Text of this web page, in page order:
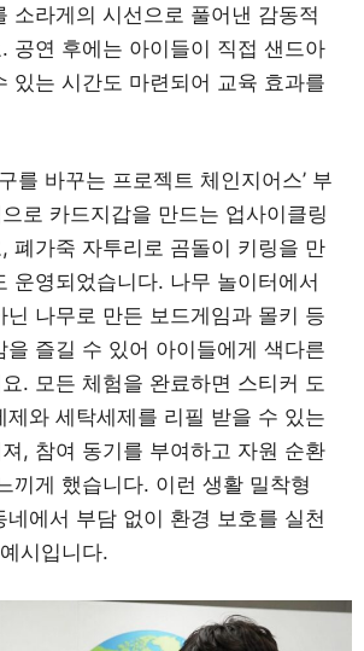
소라게의 시선으로 풀어낸 감동적
공연 후에는 아이들이 직접 샌드아
있는 시간도 마련되어 교육 효과를
를 바꾸는 프로젝트 체인지어스’ 부
로 카드지갑을 만드는 업사이클링
폐가죽 자투리로 곰돌이 키링을 만
운영되었습니다. 나무 놀이터에서
닌 나무로 만든 보드게임과 몰키 등
을 즐길 수 있어 아이들에게 색다른
. 모든 체험을 완료하면 스티커 도
제와 세탁세제를 리필 받을 수 있는
, 참여 동기를 부여하고 자원 순환
끼게 했습니다. 이런 생활 밀착형
네에서 부담 없이 환경 보호를 실천
시입니다.